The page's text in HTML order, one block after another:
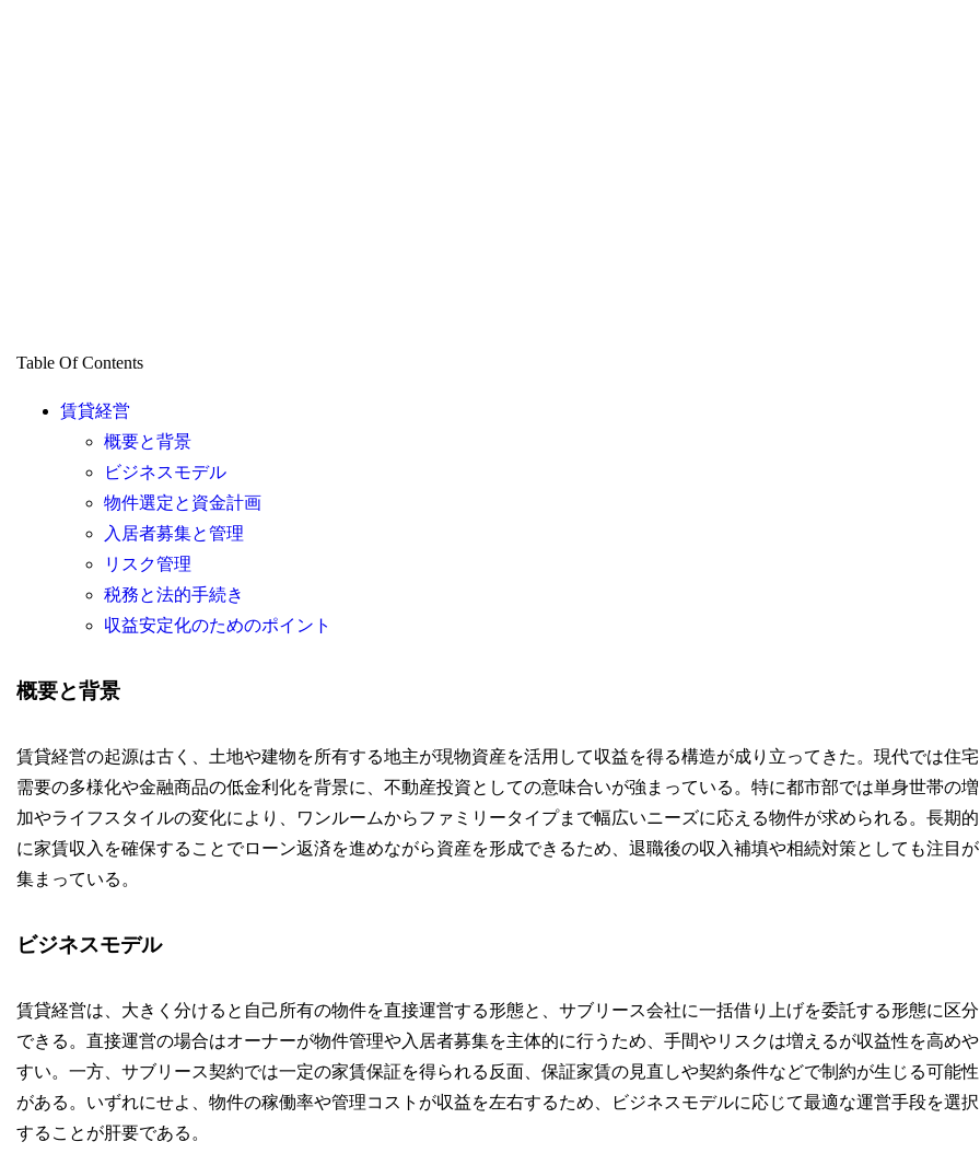
Table Of Contents
賃貸経営
概要と背景
ビジネスモデル
物件選定と資金計画
入居者募集と管理
リスク管理
税務と法的手続き
収益安定化のためのポイント
概要と背景
賃貸経営の起源は古く、土地や建物を所有する地主が現物資産を活用して収益を得る構造が成り立ってきた。現代では住宅
需要の多様化や金融商品の低金利化を背景に、不動産投資としての意味合いが強まっている。特に都市部では単身世帯の増
加やライフスタイルの変化により、ワンルームからファミリータイプまで幅広いニーズに応える物件が求められる。長期的
に家賃収入を確保することでローン返済を進めながら資産を形成できるため、退職後の収入補填や相続対策としても注目が
集まっている。
ビジネスモデル
賃貸経営は、大きく分けると自己所有の物件を直接運営する形態と、サブリース会社に一括借り上げを委託する形態に区分
できる。直接運営の場合はオーナーが物件管理や入居者募集を主体的に行うため、手間やリスクは増えるが収益性を高めや
すい。一方、サブリース契約では一定の家賃保証を得られる反面、保証家賃の見直しや契約条件などで制約が生じる可能性
がある。いずれにせよ、物件の稼働率や管理コストが収益を左右するため、ビジネスモデルに応じて最適な運営手段を選択
することが肝要である。